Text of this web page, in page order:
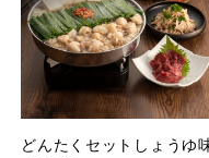
どんたくセットしょうゆ